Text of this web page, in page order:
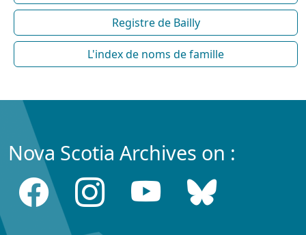
Registre de Bailly
L'index de noms de famille
Nova Scotia Archives on :